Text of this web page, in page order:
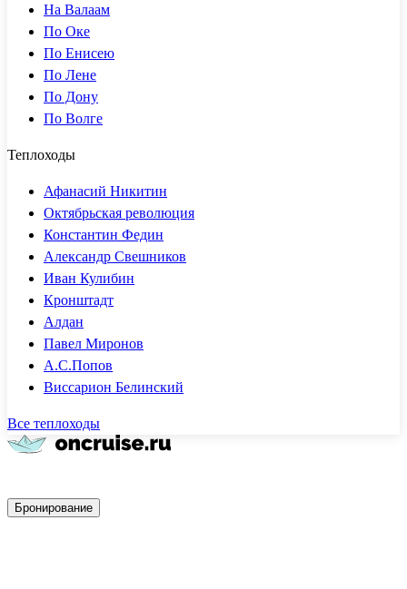
На Валаам
По Оке
По Енисею
По Лене
По Дону
По Волге
Теплоходы
Афанасий Никитин
Октябрьская революция
Константин Федин
Александр Свешников
Иван Кулибин
Кронштадт
Алдан
Павел Миронов
А.С.Попов
Виссарион Белинский
Все теплоходы
Бронирование